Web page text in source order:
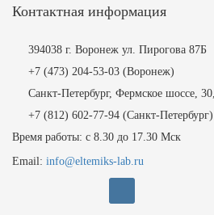
Контактная информация
394038 г. Воронеж ул. Пирогова 87Б
+7 (473) 204-53-03 (Воронеж)
Санкт-Петербург, Фермское шоссе,
+7 (812) 602-77-94 (Санкт-Петербург)
Время работы: с 8.30 до 17.30 Мск
Email: info@eltemiks-lab.ru